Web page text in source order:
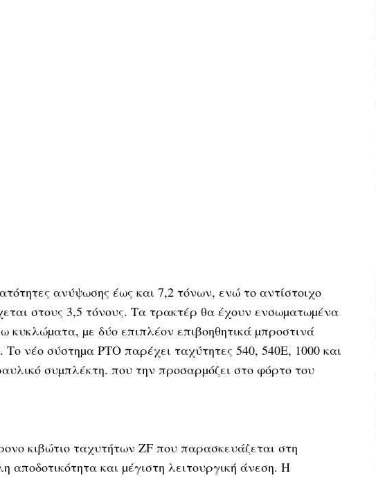
ανύψωσης έως και 7,2 τόνων, ενώ το αντίστοιχο
στους 3,5 τόνους. Τα τρακτέρ θα έχουν ενσωµατωµένα
κυκλώµατα, µε δύο επιπλέον επιβοηθητικά µπροστινά
νέο σύστηµα PTO παρέχει ταχύτητες 540, 540E, 1000 και
συµπλέκτη. που την προσαρµόζει στο φόρτο του
κιβώτιο ταχυτήτων ZF που παρασκευάζεται στη
αποδοτικότητα και µέγιστη λειτουργική άνεση. Η